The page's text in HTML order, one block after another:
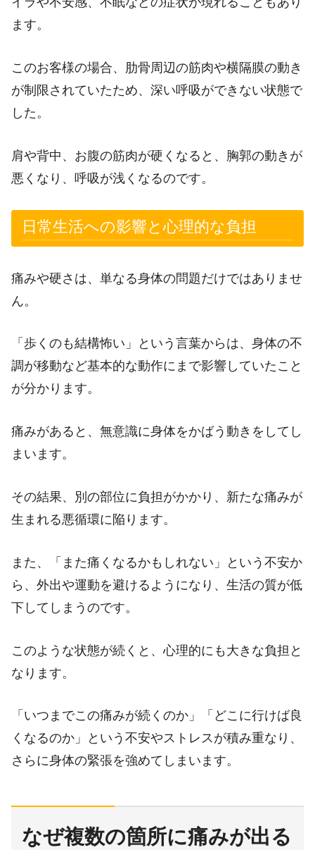
ます。
このお客様の場合、肋骨周辺の筋肉や横隔膜の動き
が制限されていたため、深い呼吸ができない状態で
した。
肩や背中、お腹の筋肉が硬くなると、胸郭の動きが
悪くなり、呼吸が浅くなるのです。
日常生活への影響と心理的な負担
痛みや硬さは、単なる身体の問題だけではありませ
ん。
「歩くのも結構怖い」という言葉からは、身体の不
調が移動など基本的な動作にまで影響していたこと
が分かります。
痛みがあると、無意識に身体をかばう動きをしてし
まいます。
その結果、別の部位に負担がかかり、新たな痛みが
生まれる悪循環に陥ります。
また、「また痛くなるかもしれない」という不安か
ら、外出や運動を避けるようになり、生活の質が低
下してしまうのです。
このような状態が続くと、心理的にも大きな負担と
なります。
「いつまでこの痛みが続くのか」「どこに行けば良
くなるのか」という不安やストレスが積み重なり、
さらに身体の緊張を強めてしまいます。
なぜ複数の箇所に痛みが出る